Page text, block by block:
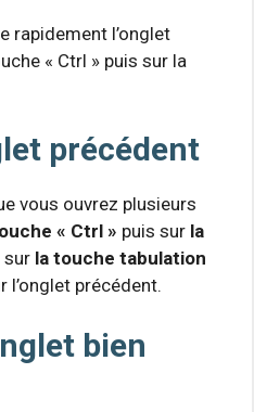
rapidement l’onglet
« Ctrl » puis sur la
précédent
vous ouvrez plusieurs
« Ctrl » puis sur la
sur la touche tabulation
l’onglet précédent.
bien